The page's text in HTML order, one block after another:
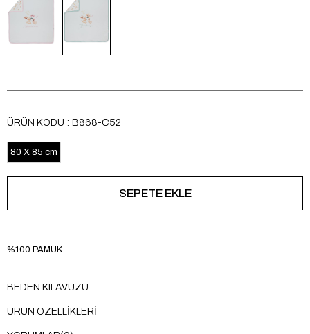
ÜRÜN KODU B868-C52
80 X 85 cm
%100 PAMUK
BEDEN KILAVUZU
ÜRÜN ÖZELLIKLERI